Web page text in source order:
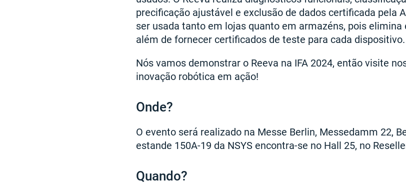
precificação ajustável e exclusão de dados certificada pela
ser usada tanto em lojas quanto em armazéns, pois elimina
além de fornecer certificados de teste para cada dispositivo.
Nós vamos demonstrar o Reeva na IFA 2024, então visite
inovação robótica em ação!
Onde?
O evento será realizado na Messe Berlin, Messedamm 22,
estande 150A-19 da NSYS encontra-se no Hall 25, no
Quando?